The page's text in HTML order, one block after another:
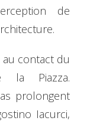
de
contact du
la Piazza.
prolongent
Iacurci,